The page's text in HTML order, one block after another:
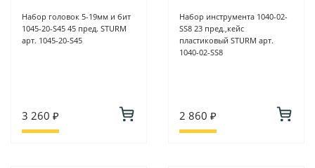
Набор головок 5-19мм и бит
1045-20-S45 45 пред. STURM
арт. 1045-20-S45
3 260 ₽
Набор инструмента 1040-02-
SS8 23 пред.,кейс
пластиковый STURM арт.
1040-02-SS8
2 860 ₽